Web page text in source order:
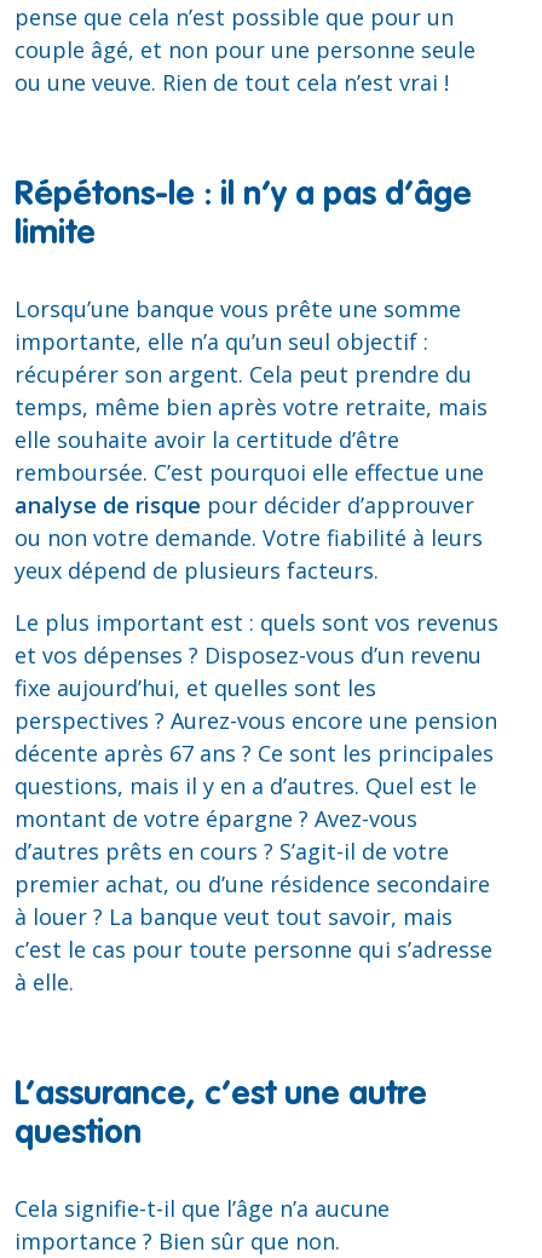
pense que cela n’est possible que pour un
couple âgé, et non pour une personne seule
ou une veuve. Rien de tout cela n’est vrai !
Répétons-le : il n’y a pas d’âge
limite
Lorsqu’une banque vous prête une somme
importante, elle n’a qu’un seul objectif :
récupérer son argent. Cela peut prendre du
temps, même bien après votre retraite, mais
elle souhaite avoir la certitude d’être
remboursée. C’est pourquoi elle effectue une
analyse de risque pour décider d’approuver
ou non votre demande. Votre fiabilité à leurs
yeux dépend de plusieurs facteurs.
Le plus important est : quels sont vos revenus
et vos dépenses ? Disposez-vous d’un revenu
fixe aujourd’hui, et quelles sont les
perspectives ? Aurez-vous encore une pension
décente après 67 ans ? Ce sont les principales
questions, mais il y en a d’autres. Quel est le
montant de votre épargne ? Avez-vous
d’autres prêts en cours ? S’agit-il de votre
premier achat, ou d’une résidence secondaire
à louer ? La banque veut tout savoir, mais
c’est le cas pour toute personne qui s’adresse
à elle.
L’assurance, c’est une autre
question
Cela signifie-t-il que l’âge n’a aucune
importance ? Bien sûr que non.